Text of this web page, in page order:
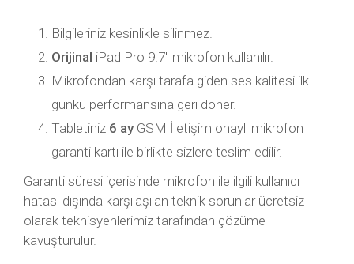
Bilgileriniz kesinlikle silinmez.
Orijinal iPad Pro 9.7″ mikrofon kullanılır.
Mikrofondan karşı tarafa giden ses kalitesi ilk
günkü performansına geri döner.
Tabletiniz 6 ayGSM İletişim onaylı mikrofon
garanti kartı ile birlikte sizlere teslim edilir.
Garanti süresi içerisinde mikrofon ile ilgili kullanıcı
hatası dışında karşılaşılan teknik sorunlar ücretsiz
olarak teknisyenlerimiz tarafından çözüme
kavuşturulur.